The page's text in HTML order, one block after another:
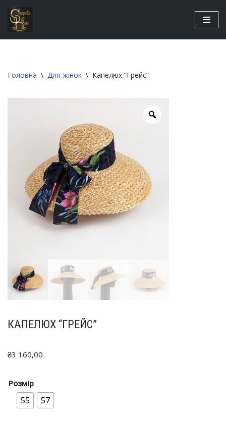
Перейти
до
Головна \ Для жінок \ Капелюх “Грейс”
КАПЕЛЮХ “ГРЕЙС”
₴3 160,00
Розмір
55 57